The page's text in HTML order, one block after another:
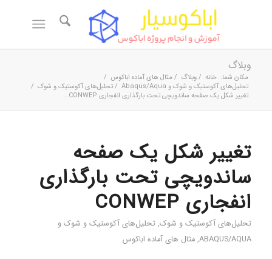
وبلاگ
مکان شما: خانه / وبلاگ / مثال های آماده اباکوس /
تحلیل‌های آکوستیک و شوک و Abaqus/Aqua
/ تحلیل‌های آکوستیک و شوک /
تغییر شکل یک صفحه ساندویچی تحت بارگذاری انفجاری CONWEP...
تغییر شکل یک صفحه
ساندویچی تحت بارگذاری
انفجاری CONWEP
تحلیل‌های آکوستیک و شوک, تحلیل‌های آکوستیک و شوک و
ABAQUS/AQUA
, مثال های آماده اباکوس